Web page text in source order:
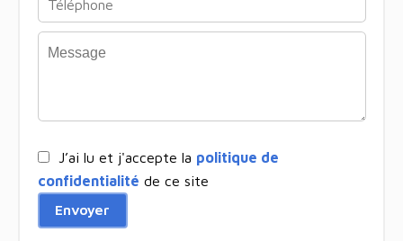
J’ai lu et j'accepte la politique de
confidentialité de ce site
Envoyer